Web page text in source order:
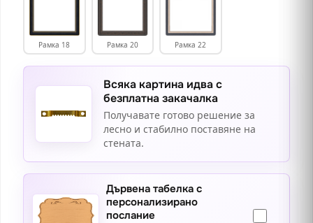
Рамка 18 Рамка 20 Рамка 22
Всяка картина идва с
безплатна закачалка
Получавате готово решение за
лесно и стабилно поставяне на
стената.
Дървена табелка с
персонализирано
послание